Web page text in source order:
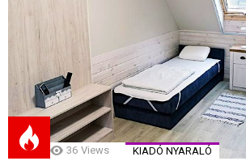
36 Views KIADÓ NYARALÓ